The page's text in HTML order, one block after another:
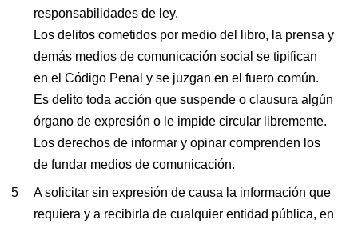
responsabilidades de ley.
Los delitos cometidos por medio del libro, la prensa y
demás medios de comunicación social se tipifican
en el Código Penal y se juzgan en el fuero común.
Es delito toda acción que suspende o clausura algún
órgano de expresión o le impide circular libremente.
Los derechos de informar y opinar comprenden los
de fundar medios de comunicación.
A solicitar sin expresión de causa la información que
requiera y a recibirla de cualquier entidad pública, en